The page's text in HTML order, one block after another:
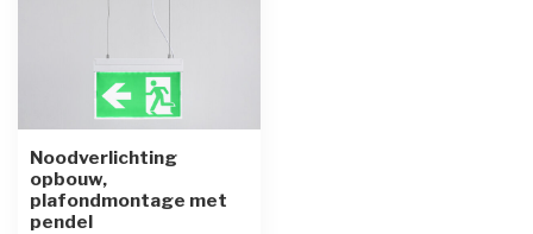
Noodverlichting
opbouw,
plafondmontage met
pendel